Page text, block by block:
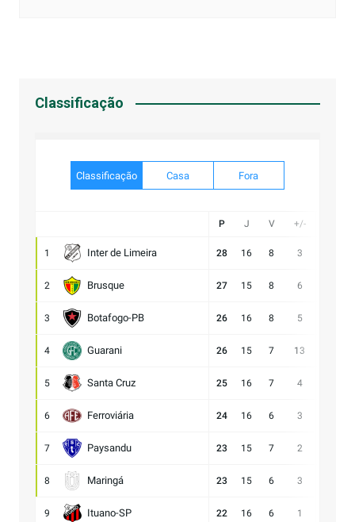
Classificação
Classificação Casa Fora
P J V +/-
1 Inter de Limeira 28 16 8 3
2 Brusque 27 15 8 6
3 Botafogo-PB 26 16 8 5
4 Guarani 26 15 7 13
5 Santa Cruz 25 16 7 4
6 Ferroviária 24 16 6 3
7 Paysandu 23 15 7 2
8 Maringá 23 15 6 3
9 Ituano-SP 22 16 6 1